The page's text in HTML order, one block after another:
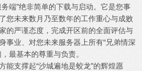
端”绝非简单的下载与启动。它是您事
您未来数月乃至数年的工作重心与成败
的严谨态度，完成开区前的全面评估与
事业、对您未来服务器上所有“兄弟情深
最基本的尊重与负责。
能支撑起“沙城遍地是蛟龙”的辉煌愿